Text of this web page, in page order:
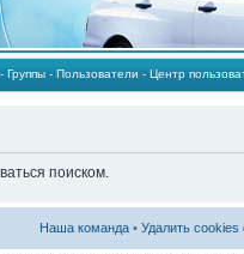
- Группы - Пользователи - Центр
поиском.
Наша команда • Удалить